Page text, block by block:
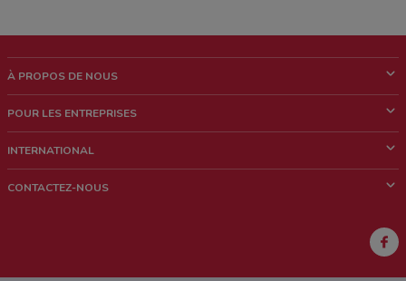
À PROPOS DE NOUS
News & Médias
POUR LES ENTREPRISES
Contacts commerciaux et/ou marketing
INTERNATIONAL
CONTACTEZ-NOUS
Vous rencontrez un problème technique sur l’appli ou le site?